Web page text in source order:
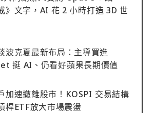
》文字，AI 花 2 小時打造 3D 世
波克夏最新布局：主導買進
挺 AI、仍看好蘋果長期價值
加速撤離股市！KOSPI 交易結構
桿ETF放大市場震盪